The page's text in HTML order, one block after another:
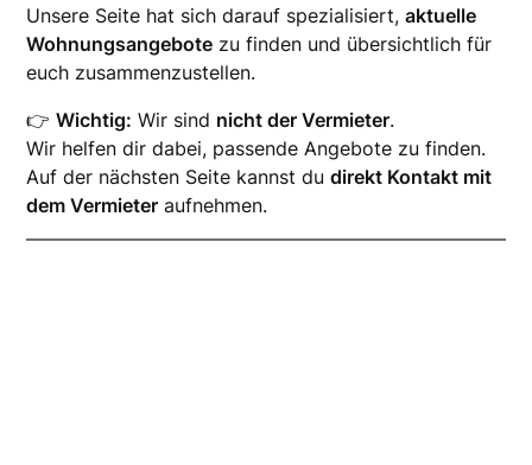
Unsere Seite hat sich darauf spezialisiert,aktuelle
Wohnungsangebote zu finden und übersichtlich für
euch zusammenzustellen.
👉Wichtig: Wir sind nicht der Vermieter.
Wir helfen dir dabei, passende Angebote zu finden.
Auf der nächsten Seite kannst dudirekt Kontakt mit
dem Vermieter aufnehmen.